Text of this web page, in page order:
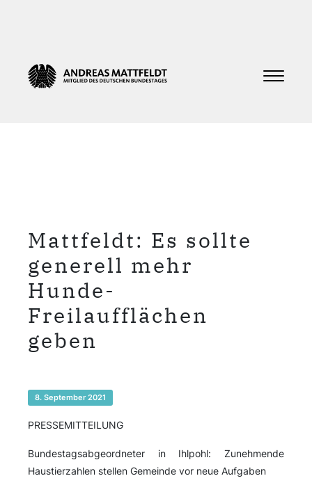
Mattfeldt: Es sollte
generell mehr
Hunde-
Freilaufflächen
geben
8. September 2021
PRESSEMITTEILUNG
Bundestagsabgeordneter in Ihlpohl: Zunehmende
Haustierzahlen stellen Gemeinde vor neue Aufgaben